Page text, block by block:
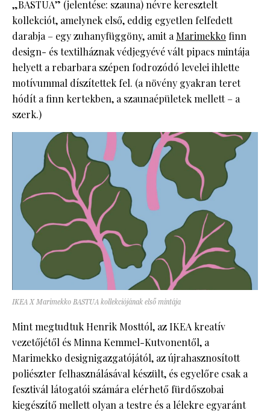
„BASTUA” (jelentése: szauna) névre keresztelt
kollekciót, amelynek első, eddig egyetlen felfedett
darabja – egy zuhanyfüggöny, amit aMarimekko finn
design- és textilháznak védjegyévé vált pipacs mintája
helyett a rebarbara szépen fodrozódó levelei ihlette
motívummal díszítettek fel. (a növény gyakran teret
hódít a finn kertekben, a szaunaépületek mellett – a
szerk.)
IKEA X Marimekko BASTUA kollekciójának első mintája
Mint megtudtuk Henrik Mosttól, az IKEA kreatív
vezetőjétől és Minna Kemmel-Kutvonentől, a
Marimekko designigazgatójától, az újrahasznosított
poliészter felhasználásával készült, és egyelőre csak a
fesztivál látogatói számára elérhető fürdőszobai
kiegészítő mellett olyan a testre és a lélekre egyaránt